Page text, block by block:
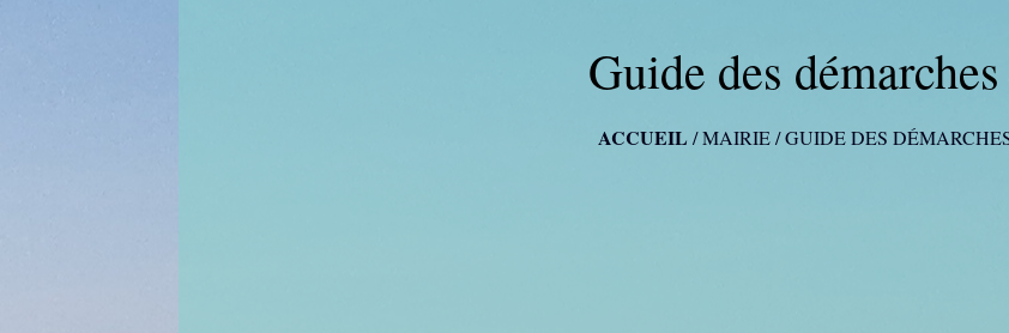
Guide des démarches
ACCUEIL /MAIRIE/GUIDE DES